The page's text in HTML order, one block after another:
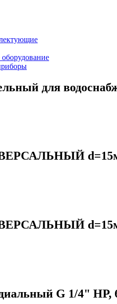
для
d=15мм
d=15мм
G 1/4" НР,